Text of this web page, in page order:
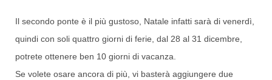
Il secondo ponte è il più gustoso, Natale infatti sarà di venerdì,
quindi con soli quattro giorni di ferie, dal 28 al 31 dicembre,
potrete ottenere ben 10 giorni di vacanza.
Se volete osare ancora di più, vi basterà aggiungere due